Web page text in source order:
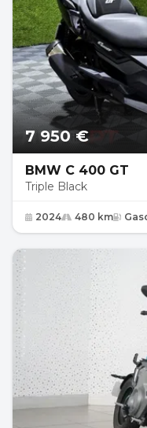
7 950 €
BMW C 400 GT
Triple Black
2024 480 km